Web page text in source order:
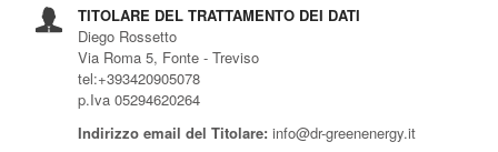
TITOLARE DEL TRATTAMENTO DEI DATI
Diego Rossetto
Via Roma 5, Fonte - Treviso
tel:+393420905078
p.Iva 05294620264
Indirizzo email del Titolare: info@dr-greenenergy.it